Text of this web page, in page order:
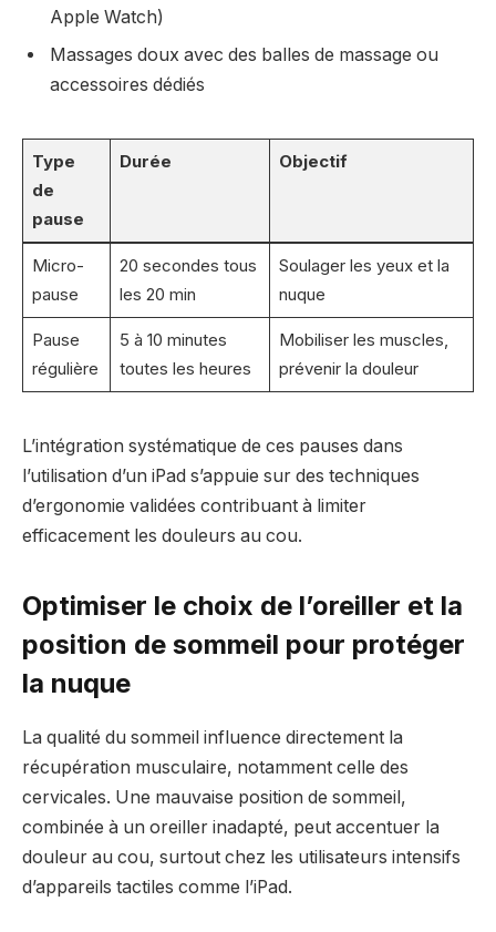
Apple Watch)
Massages doux avec des balles de massage ou
accessoires dédiés
Type
de
pause
Durée Objectif
Micro-
pause
20 secondes tous
les 20 min
Soulager les yeux et la
nuque
Pause
régulière
5 à 10 minutes
toutes les heures
Mobiliser les muscles,
prévenir la douleur
L’intégration systématique de ces pauses dans
l’utilisation d’un iPad s’appuie sur des techniques
d’ergonomie validées contribuant à limiter
efficacement les douleurs au cou.
Optimiser le choix de l’oreiller et la
position de sommeil pour protéger
la nuque
La qualité du sommeil influence directement la
récupération musculaire, notamment celle des
cervicales. Une mauvaise position de sommeil,
combinée à un oreiller inadapté, peut accentuer la
douleur au cou, surtout chez les utilisateurs intensifs
d’appareils tactiles comme l’iPad.